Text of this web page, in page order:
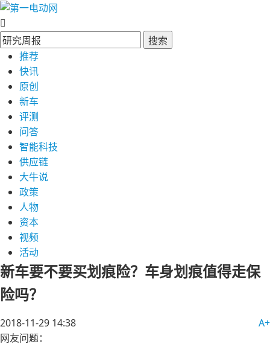
搜索
推荐
快讯
原创
新车
评测
问答
智能科技
供应链
大牛说
政策
人物
资本
视频
活动
新车要不要买划痕险？车身划痕值得走保
险吗？
2018-11-29 14:38
A+
网友问题：